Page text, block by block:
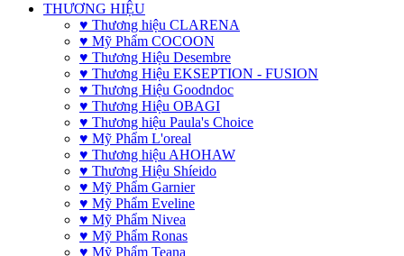
THƯƠNG HIỆU
♥ Thương hiệu CLARENA
♥ Mỹ Phẩm COCOON
♥ Thương Hiệu Desembre
♥ Thương Hiệu EKSEPTION - FUSION
♥ Thương Hiệu Goodndoc
♥ Thương Hiệu OBAGI
♥ Thương hiệu Paula's Choice
♥ Mỹ Phẩm L'oreal
♥ Thương hiệu AHOHAW
♥ Thương Hiệu Shíeido
♥ Mỹ Phẩm Garnier
♥ Mỹ Phẩm Eveline
♥ Mỹ Phẩm Nivea
♥ Mỹ Phẩm Ronas
♥ Mỹ Phẩm Teana